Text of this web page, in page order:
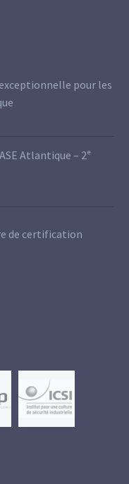
pour les
Atlantique – 2ᵉ
de certification